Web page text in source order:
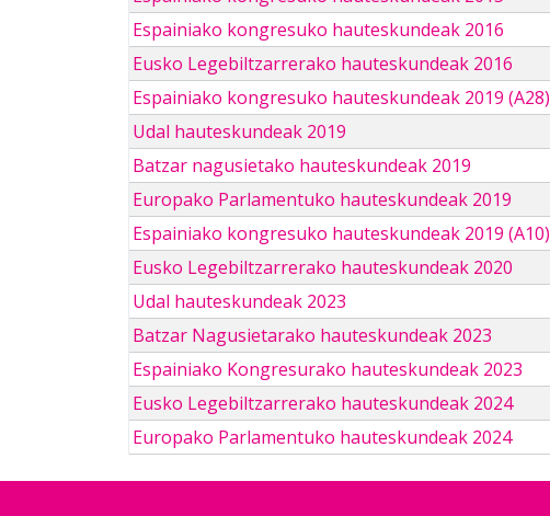
Espainiako kongresuko hauteskundeak 2016
Eusko Legebiltzarrerako hauteskundeak 2016
Espainiako kongresuko hauteskundeak 2019 (A28)
Udal hauteskundeak 2019
Batzar nagusietako hauteskundeak 2019
Europako Parlamentuko hauteskundeak 2019
Espainiako kongresuko hauteskundeak 2019 (A10)
Eusko Legebiltzarrerako hauteskundeak 2020
Udal hauteskundeak 2023
Batzar Nagusietarako hauteskundeak 2023
Espainiako Kongresurako hauteskundeak 2023
Eusko Legebiltzarrerako hauteskundeak 2024
Europako Parlamentuko hauteskundeak 2024